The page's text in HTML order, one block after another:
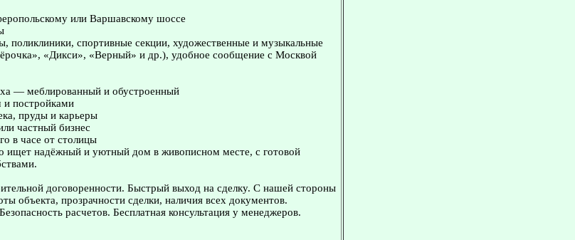
или Варшавскому шоссе
поликлиники, спортивные секции, художественные и музыкальные
«Дикси», «Верный» и др.), удобное сообщение с Москвой
— меблированный и обустроенный
и постройками
пруды и карьеры
частный бизнес
в часе от столицы
ищет надёжный и уютный дом в живописном месте, с готовой
договоренности. Быстрый выход на сделку. С нашей стороны
объекта, прозрачности сделки, наличия всех документов.
расчетов. Бесплатная консультация у менеджеров.